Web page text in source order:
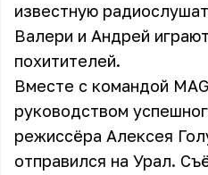
известную
Валери и Андрей
похитителей.
Вместе с командой
руководством
режиссёра Алексея
отправился на Урал.